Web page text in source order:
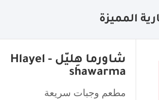
المميزة
شاورما هِليّل - Hlayel
shawarma
مطعم وجبات سريعة